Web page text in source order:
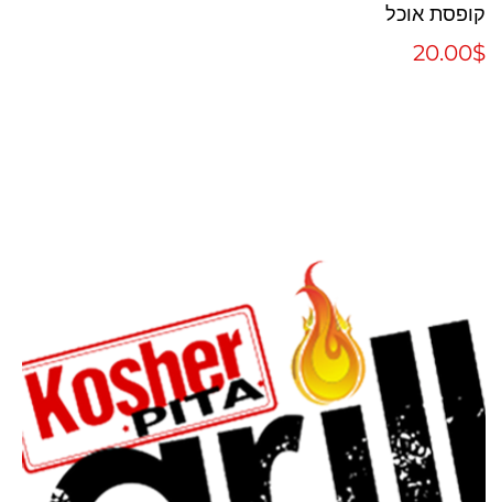
קופסת אוכל
‏20.00 ‏$